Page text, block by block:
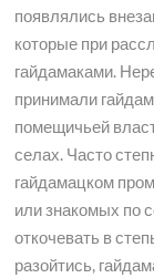
появлялись
которые при
гайдамаками.
принимали
помещичьей
селах. Часто
гайдамацком
или знакомых по
откочевать в
разойтись,